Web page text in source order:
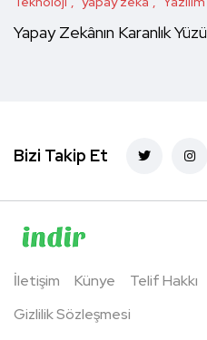
Yapay Zekânın Karanlık Yüzü
Bizi Takip Et
İletişim Künye Telif Hakkı
Gizlilik Sözleşmesi